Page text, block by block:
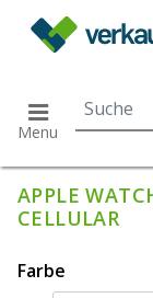
Menu
APPLE
CELLULAR
Farbe